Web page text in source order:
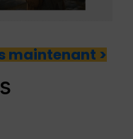
maintenant >